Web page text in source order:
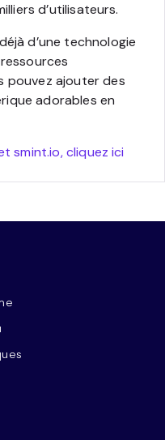
d’utilisateurs.
d’une technologie
pouvez ajouter des
adorables en
smint.io, cliquez ici